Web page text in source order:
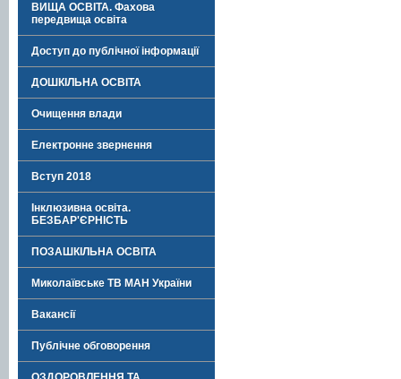
ВИЩА ОСВІТА. Фахова
передвища освіта
Доступ до публічної інформації
ДОШКІЛЬНА ОСВІТА
Очищення влади
Електронне звернення
Вступ 2018
Інклюзивна освіта.
БЕЗБАР'ЄРНІСТЬ
ПОЗАШКІЛЬНА ОСВІТА
Миколаївське ТВ МАН України
Вакансії
Публічне обговорення